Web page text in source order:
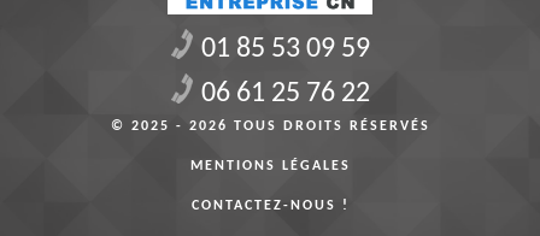
01 85 53 09 59
06 61 25 76 22
© 2025 - 2026 TOUS DROITS RÉSERVÉS
MENTIONS LÉGALES
CONTACTEZ-NOUS !